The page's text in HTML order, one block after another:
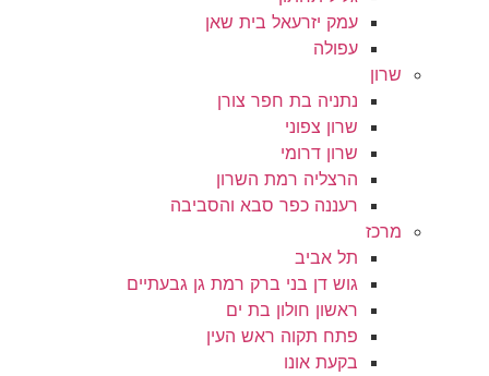
עמק יזרעאל בית שאן
עפולה
שרון
נתניה בת חפר צורן
שרון צפוני
שרון דרומי
הרצליה רמת השרון
רעננה כפר סבא והסביבה
מרכז
תל אביב
גוש דן בני ברק רמת גן גבעתיים
ראשון חולון בת ים
פתח תקוה ראש העין
בקעת אונו